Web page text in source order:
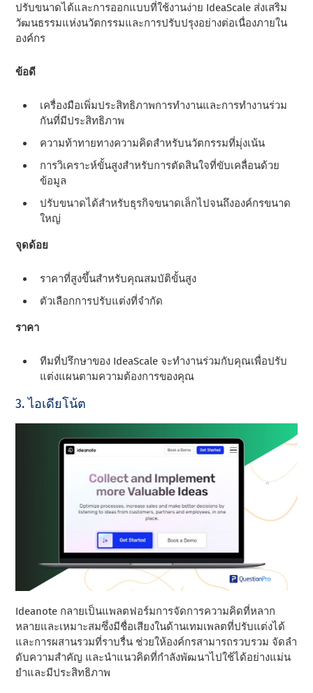
ปรับขนาดได้และการออกแบบที่ใช้งานง่าย IdeaScale ส่งเสริม
วัฒนธรรมแห่งนวัตกรรมและการปรับปรุงอย่างต่อเนื่องภายใน
องค์กร
ข้อดี
เครื่องมือเพิ่มประสิทธิภาพการทํางานและการทํางานร่วม
กันที่มีประสิทธิภาพ
ความท้าทายทางความคิดสําหรับนวัตกรรมที่มุ่งเน้น
การวิเคราะห์ขั้นสูงสําหรับการตัดสินใจที่ขับเคลื่อนด้วย
ข้อมูล
ปรับขนาดได้สําหรับธุรกิจขนาดเล็กไปจนถึงองค์กรขนาด
ใหญ่
จุดด้อย
ราคาที่สูงขึ้นสําหรับคุณสมบัติขั้นสูง
ตัวเลือกการปรับแต่งที่จํากัด
ราคา
ทีมที่ปรึกษาของ IdeaScale จะทํางานร่วมกับคุณเพื่อปรับ
แต่งแผนตามความต้องการของคุณ
3. ไอเดียโน้ต
Ideanote กลายเป็นแพลตฟอร์มการจัดการความคิดที่หลาก
หลายและเหมาะสมซึ่งมีชื่อเสียงในด้านเทมเพลตที่ปรับแต่งได้
และการผสานรวมที่ราบรื่น ช่วยให้องค์กรสามารถรวบรวม จัดลํา
ดับความสําคัญ และนําแนวคิดที่กําลังพัฒนาไปใช้ได้อย่างแม่น
ยําและมีประสิทธิภาพ